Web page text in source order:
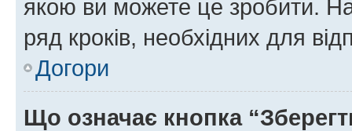
якою ви можете це зробити.
ряд кроків, необхідних для
Догори
Що означає кнопка